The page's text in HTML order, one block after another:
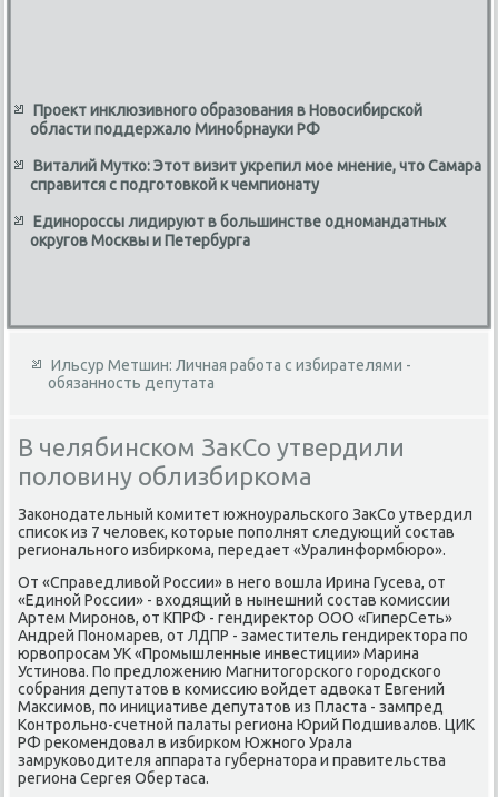
Проект инклюзивного образования в Новосибирской
области поддержало Минобрнауки РФ
Виталий Мутко: Этот визит укрепил мое мнение, что Самара
справится с подготовкой к чемпионату
Единороссы лидируют в большинстве одномандатных
округов Москвы и Петербурга
Ильсур Метшин: Личная работа с избирателями -
обязанность депутата
В челябинском ЗакСо утвердили
половину облизбиркома
Законодательный комитет южноуральского ЗакСо утвердил
список из 7 человек, которые пополнят следующий состав
регионального избиркома, передает «Уралинформбюро».
От «Справедливой России» в него вошла Ирина Гусева, от
«Единой России» - входящий в нынешний состав комиссии
Артем Миронов, от КПРФ - гендиректор ООО «ГиперСеть»
Андрей Пономарев, от ЛДПР - заместитель гендиректора по
юрвопросам УК «Промышленные инвестиции» Марина
Устинова. По предложению Магнитогорского городского
собрания депутатов в комиссию войдет адвокат Евгений
Максимов, по инициативе депутатов из Пласта - зампред
Контрольно-счетной палаты региона Юрий Подшивалов. ЦИК
РФ рекомендовал в избирком Южного Урала
замруководителя аппарата губернатора и правительства
региона Сергея Обертаса.